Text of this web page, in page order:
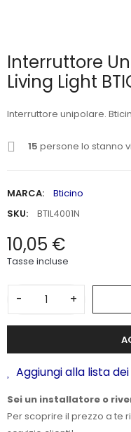
Interruttore
Living Light
Interruttore unipolare.
15 persone lo stanno
MARCA:
Bticino
SKU:
BTIL4001N
10,05 €
Tasse incluse
- +
Aggiungi alla lista
Sei un installatore o
Per scoprire il prezzo a te